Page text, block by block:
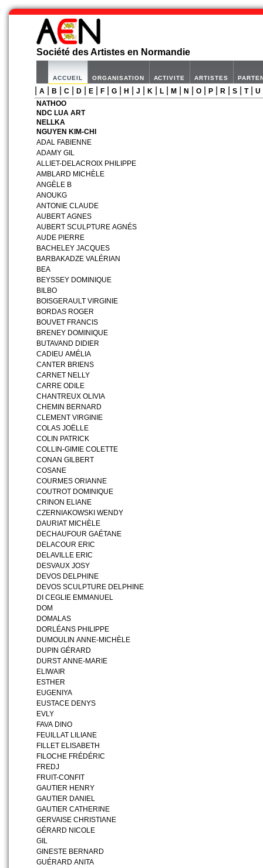
Société des Artistes en Normandie
ACCUEIL ORGANISATION ACTIVITE ARTISTES
A B C| D| E| F| G| H J K L| M| N O| P| R S| T| U
NATHOO
NDC LUA ART
NELLKA
NGUYEN KIM-CHI
ADAL FABIENNE
ADAMY GIL
ALLIET-DELACROIX PHILIPPE
AMBLARD MICHÈLE
ANGÈLE B
ANOUKG
ANTONIE CLAUDE
AUBERT AGNES
AUBERT SCULPTURE AGNÉS
AUDE PIERRE
BACHELEY JACQUES
BARBAKADZE VALÉRIAN
BEA
BEYSSEY DOMINIQUE
BILBO
BOISGERAULT VIRGINIE
BORDAS ROGER
BOUVET FRANCIS
BRENEY DOMINIQUE
BUTAVAND DIDIER
CADIEU AMÉLIA
CANTER BRIENS
CARNET NELLY
CARRE ODILE
CHANTREUX OLIVIA
CHEMIN BERNARD
CLEMENT VIRGINIE
COLAS JOËLLE
COLIN PATRICK
COLLIN-GIMIE COLETTE
CONAN GILBERT
COSANE
COURMES ORIANNE
COUTROT DOMINIQUE
CRINON ELIANE
CZERNIAKOWSKI WENDY
DAURIAT MICHÈLE
DECHAUFOUR GAÉTANE
DELACOUR ERIC
DELAVILLE ERIC
DESVAUX JOSY
DEVOS DELPHINE
DEVOS SCULPTURE DELPHINE
DI CEGLIE EMMANUEL
DOM
DOMALAS
DORLÉANS PHILIPPE
DUMOULIN ANNE-MICHÈLE
DUPIN GÉRARD
DURST ANNE-MARIE
ELIWAIR
ESTHER
EUGENIYA
EUSTACE DENYS
EVLY
FAVA DINO
FEUILLAT LILIANE
FILLET ELISABETH
FILOCHE FRÉDÉRIC
FREDJ
FRUIT-CONFIT
GAUTIER HENRY
GAUTIER DANIEL
GAUTIER CATHERINE
GERVAISE CHRISTIANE
GÉRARD NICOLE
GIL
GINESTE BERNARD
GUÉRARD ANITA